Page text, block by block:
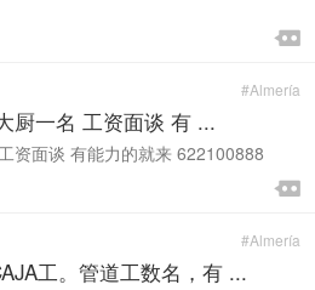


#Almería
厨一名 工资面谈 有 ...
资面谈 有能力的就来 622100888


#Almería
工。管道工数名，有 ...